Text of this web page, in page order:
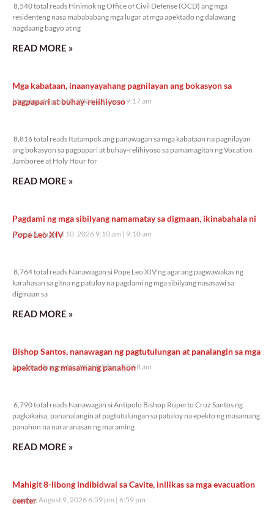
8,540 total reads Hinimok ng Office of Civil Defense (OCD) ang mga
residenteng nasa mabababang mga lugar at mga apektado ng dalawang
nagdaang bagyo at ng
READ MORE »
Mga kabataan, inaanyayahang pagnilayan ang bokasyon sa
pagpapari at buhay-relihiyoso
Monday, August 10, 2026 9:17 am 9:17 am
8,816 total reads Itatampok ang panawagan sa mga kabataan na pagnilayan
ang bokasyon sa pagpapari at buhay-relihiyoso sa pamamagitan ng Vocation
Jamboree at Holy Hour for
READ MORE »
Pagdami ng mga sibilyang namamatay sa digmaan, ikinabahala ni
Pope Leo XIV
Monday, August 10, 2026 9:10 am 9:10 am
8,764 total reads Nanawagan si Pope Leo XIV ng agarang pagwawakas ng
karahasan sa gitna ng patuloy na pagdami ng mga sibilyang nasasawi sa
digmaan sa
READ MORE »
Bishop Santos, nanawagan ng pagtutulungan at panalangin sa mga
apektado ng masamang panahon
Monday, August 10, 2026 8:58 am 8:58 am
6,790 total reads Nanawagan si Antipolo Bishop Ruperto Cruz Santos ng
pagkakaisa, pananalangin at pagtutulungan sa patuloy na epekto ng masamang
panahon na nararanasan ng maraming
READ MORE »
Mahigit 8-libong indibidwal sa Cavite, inilikas sa mga evacuation
center
Sunday, August 9, 2026 6:59 pm 6:59 pm